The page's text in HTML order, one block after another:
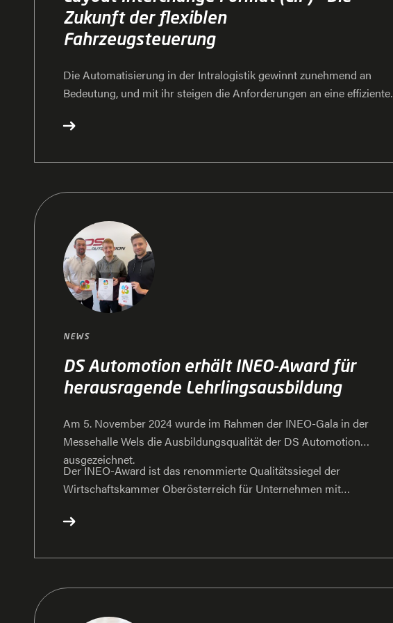
Zukunft der flexiblen
Fahrzeugsteuerung
Die Automatisierung in der Intralogistik gewinnt zunehmend an
Bedeutung, und mit ihr steigen die Anforderungen an eine effiziente
Schritt zur Optimierung dieser Prozesse ist das Layout Interchange
dieses Standards mitgewirkt und setzt bereits erste Kundenprojekte
Vorsitzender des LIF-Arbeitskreises im VDMA, gibt Einblick in die
Vorteile und Ziele dieses Formats.
NEWS
DS Automotion erhält INEO-Award für
herausragende Lehrlingsausbildung
Am 5. November 2024 wurde im Rahmen der INEO-Gala in der
Messehalle Wels die Ausbildungsqualität der DS Automotion
ausgezeichnet.
Der INEO-Award ist das renommierte Qualitätssiegel der
Wirtschaftskammer Oberösterreich für Unternehmen mit
INEO steht für Innovation, Nachhaltigkeit, Engagement und